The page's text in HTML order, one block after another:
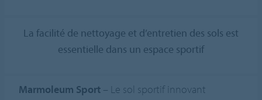
La facilité de nettoyage et d’entretien des sols est
essentielle dans un espace sportif
Marmoleum Sport – Le sol sportif innovant